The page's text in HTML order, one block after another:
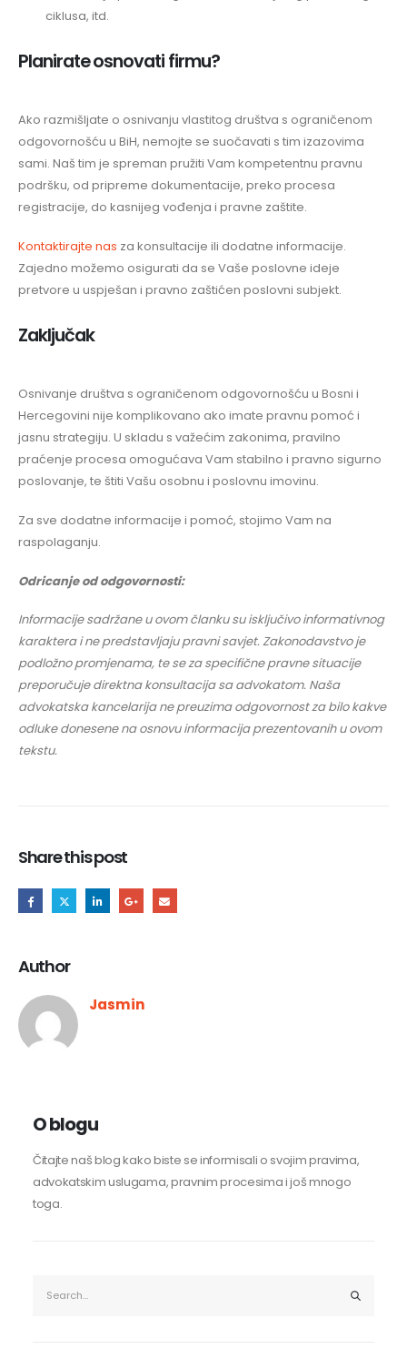
ciklusa, itd.
Planirate osnovati firmu?
Ako razmišljate o osnivanju vlastitog društva s ograničenom
odgovornošću u BiH, nemojte se suočavati s tim izazovima
sami. Naš tim je spreman pružiti Vam kompetentnu pravnu
podršku, od pripreme dokumentacije, preko procesa
registracije, do kasnijeg vođenja i pravne zaštite.
Kontaktirajte nas za konsultacije ili dodatne informacije.
Zajedno možemo osigurati da se Vaše poslovne ideje
pretvore u uspješan i pravno zaštićen poslovni subjekt.
Zaključak
Osnivanje društva s ograničenom odgovornošću u Bosni i
Hercegovini nije komplikovano ako imate pravnu pomoć i
jasnu strategiju. U skladu s važećim zakonima, pravilno
praćenje procesa omogućava Vam stabilno i pravno sigurno
poslovanje, te štiti Vašu osobnu i poslovnu imovinu.
Za sve dodatne informacije i pomoć, stojimo Vam na
raspolaganju.
Odricanje od odgovornosti:
Informacije sadržane u ovom članku su isključivo informativnog
karaktera i ne predstavljaju pravni savjet. Zakonodavstvo je
podložno promjenama, te se za specifične pravne situacije
preporučuje direktna konsultacija sa advokatom. Naša
advokatska kancelarija ne preuzima odgovornost za bilo kakve
odluke donesene na osnovu informacija prezentovanih u ovom
tekstu.
Share this post
Author
Jasmin
O blogu
Čitajte naš blog kako biste se informisali o svojim pravima,
advokatskim uslugama, pravnim procesima i još mnogo
toga.